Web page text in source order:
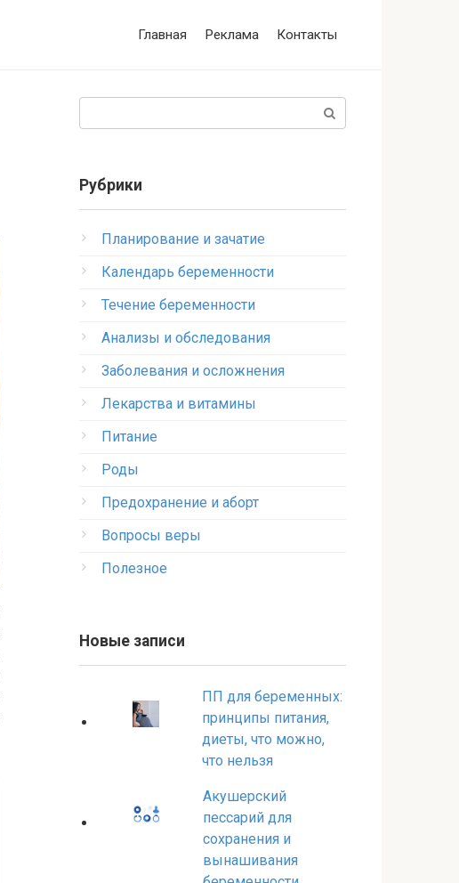
Главная Реклама Контакты
Рубрики
Планирование и зачатие
Календарь беременности
Течение беременности
Анализы и обследования
Заболевания и осложнения
Лекарства и витамины
Питание
Роды
Предохранение и аборт
Вопросы веры
Полезное
Новые записи
ПП для беременных:
принципы питания,
диеты, что можно,
что нельзя
Акушерский
пессарий для
сохранения и
вынашивания